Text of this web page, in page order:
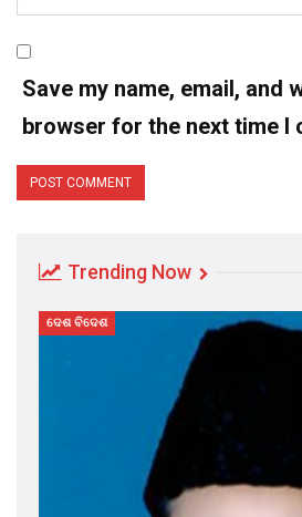
Save my name, email, and
browser for the next time I
Trending Now
ଦେଶ ବିଦେଶ